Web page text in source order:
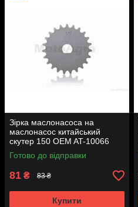
Зірка маслонасоса на
маслонасос китайський
скутер 150 OEM AT-10066
Готово до відправки
81 ₴ 83 ₴
Купити